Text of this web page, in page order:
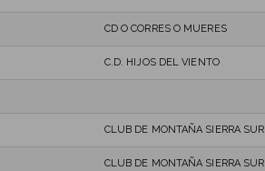
CD O CORRES O MUERES
C.D. HIJOS DEL VIENTO
CLUB DE MONTAÑA SIERRA SUR
CLUB DE MONTAÑA SIERRA SUR